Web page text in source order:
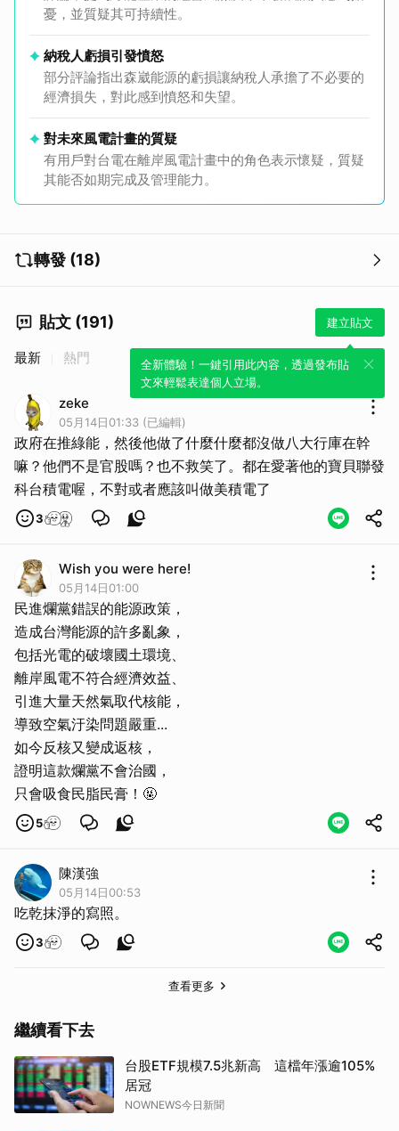
憂，並質疑其可持續性。
納稅人虧損引發憤怒
部分評論指出森崴能源的虧損讓納稅人承擔了不必要的
經濟損失，對此感到憤怒和失望。
對未來風電計畫的質疑
有用戶對台電在離岸風電計畫中的角色表示懷疑，質疑
其能否如期完成及管理能力。
轉發 (18)
貼文 (191) 建立貼文
全新體驗！一鍵引用此內容，透過發布貼
文來輕鬆表達個人立場。
最新 熱門
zeke
05月14日01:33 (已編輯)
政府在推綠能，然後他做了什麼什麼都沒做八大行庫在幹
嘛？他們不是官股嗎？也不救笑了。都在愛著他的寶貝聯發
科台積電喔，不對或者應該叫做美積電了
3
Wish you were here!
05月14日01:00
民進爛黨錯誤的能源政策，
造成台灣能源的許多亂象，
包括光電的破壞國土環境、
離岸風電不符合經濟效益、
引進大量天然氣取代核能，
導致空氣汙染問題嚴重...
如今反核又變成返核，
證明這款爛黨不會治國，
5
陳漢強
05月14日00:53
吃乾抹淨的寫照。
3
查看更多
繼續看下去
台股ETF規模7.5兆新高 這檔年漲逾105%
居冠
NOWNEWS今日新聞
取消